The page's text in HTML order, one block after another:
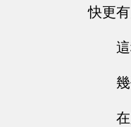
快更有